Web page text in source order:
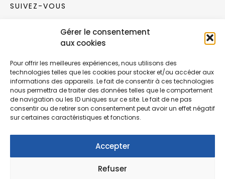
Gérer le consentement
aux cookies
Pour offrir les meilleures expériences, nous utilisons des
technologies telles que les cookies pour stocker et/ou accéder aux
informations des appareils. Le fait de consentir à ces technologies
nous permettra de traiter des données telles que le comportement
de navigation ou les ID uniques sur ce site. Le fait de ne pas
consentir ou de retirer son consentement peut avoir un effet négatif
sur certaines caractéristiques et fonctions.
Accepter
Refuser
SUIVEZ-VOUS
Rejoignez notre communauté sur les réseaux
Nouvelles collections, vie de l’équipe ou
inspirations : soyez informés de nos dernières
actualités.
© Copyright Fonction Meuble